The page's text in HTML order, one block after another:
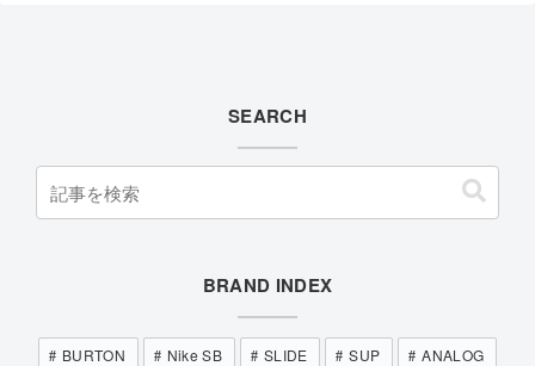
SEARCH
BRAND INDEX
BURTON Nike SB SLIDE SUP
ANALOG